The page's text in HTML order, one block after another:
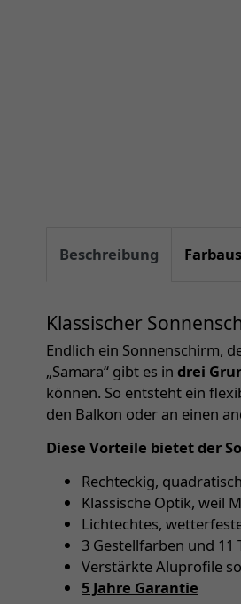
Beschreibung
Klassischer
Endlich ein Sonnenschirm,
„Samara“ gibt es in drei
können. So entsteht ein
den Balkon oder an einen
Diese Vorteile bietet der
Rechteckig,
Klassische Optik, weil
Lichtechtes,
3 Gestellfarben und
Verstärkte Aluprofile
5 Jahre Garantie